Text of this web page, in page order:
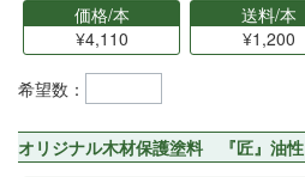
価格/本
¥4,110
送料/本
¥1,200
希望数：
オリジナル木材保護塗料 『匠』油性